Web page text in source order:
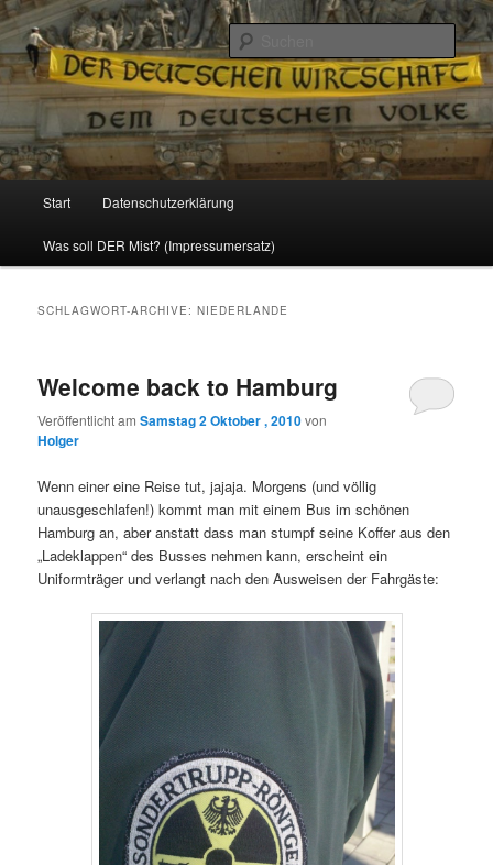
Reizzentrum
Politik, Wirtschaft, Soziales und Gesellschaft
Zum
Inhalt
Zum
sekundären
Start Datenschutzerklärung
Was soll DER Mist? (Impressumersatz)
SCHLAGWORT-ARCHIVE:NIEDERLANDE
Welcome back to Hamburg
Veröffentlicht amSamstag 2 Oktober , 2010von
Holger
Wenn einer eine Reise tut, jajaja. Morgens (und völlig
unausgeschlafen!) kommt man mit einem Bus im schönen
Hamburg an, aber anstatt dass man stumpf seine Koffer aus den
„Ladeklappen“ des Busses nehmen kann, erscheint ein
Uniformträger und verlangt nach den Ausweisen der Fahrgäste: